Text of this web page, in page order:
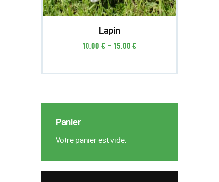
Lapin
10 00 € – 15 00 €
Panier
Votre panier est vide.